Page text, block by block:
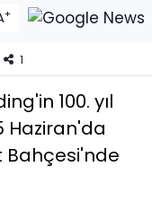
+
1
100. yıl
Haziran'da
Bahçesi'nde